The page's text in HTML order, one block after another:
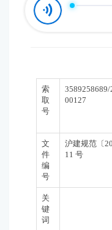
索
取
号
3589258689/
00127
文
件
编
号
沪建规范〔
11 号
关
键
词